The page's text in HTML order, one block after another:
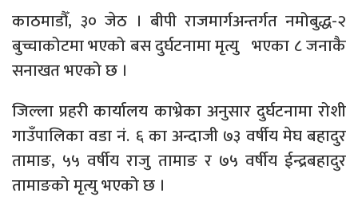
काठमाडौँ, ३० जेठ । बीपी राजमार्गअन्तर्गत नमोबुद्ध-२
बुच्चाकोटमा भएको बस दुर्घटनामा मृत्यु भएका ८ जनाकै
सनाखत भएको छ ।
जिल्ला प्रहरी कार्यालय काभ्रेका अनुसार दुर्घटनामा रोशी
गाउँपालिका वडा नं. ६ का अन्दाजी ७३ वर्षीय मेघ बहादुर
तामाङ, ५५ वर्षीय राजु तामाङ र ७५ वर्षीय ईन्द्रबहादुर
तामाङको मृत्यु भएको छ ।